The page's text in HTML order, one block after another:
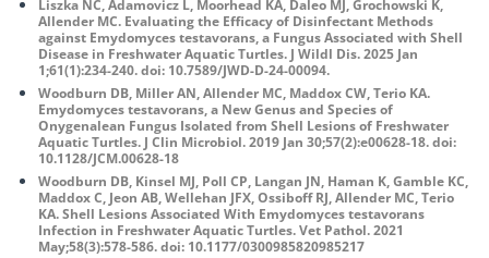
Liszka NC, Adamovicz L, Moorhead KA, Daleo MJ, Grochowski K,
Allender MC. Evaluating the Efficacy of Disinfectant Methods
against Emydomyces testavorans, a Fungus Associated with Shell
Disease in Freshwater Aquatic Turtles. J Wildl Dis. 2025 Jan
1;61(1):234-240. doi: 10.7589/JWD-D-24-00094.
Woodburn DB, Miller AN, Allender MC, Maddox CW, Terio KA.
Emydomyces testavorans, a New Genus and Species of
Onygenalean Fungus Isolated from Shell Lesions of Freshwater
Aquatic Turtles. J Clin Microbiol. 2019 Jan 30;57(2):e00628-18. doi:
10.1128/JCM.00628-18
Woodburn DB, Kinsel MJ, Poll CP, Langan JN, Haman K, Gamble KC,
Maddox C, Jeon AB, Wellehan JFX, Ossiboff RJ, Allender MC, Terio
KA. Shell Lesions Associated With Emydomyces testavorans
Infection in Freshwater Aquatic Turtles. Vet Pathol. 2021
May;58(3):578-586. doi: 10.1177/0300985820985217